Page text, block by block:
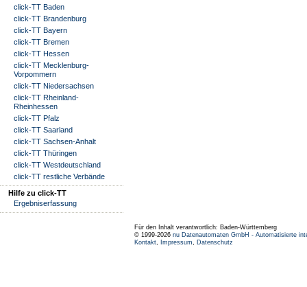
click-TT Baden
click-TT Brandenburg
click-TT Bayern
click-TT Bremen
click-TT Hessen
click-TT Mecklenburg-
Vorpommern
click-TT Niedersachsen
click-TT Rheinland-
Rheinhessen
click-TT Pfalz
click-TT Saarland
click-TT Sachsen-Anhalt
click-TT Thüringen
click-TT Westdeutschland
click-TT restliche Verbände
Hilfe zu click-TT
Ergebniserfassung
Für den Inhalt verantwortlich: Baden-Württemberg
© 1999-2026 nu Datenautomaten GmbH - Automatisierte
Kontakt, Impressum, Datenschutz